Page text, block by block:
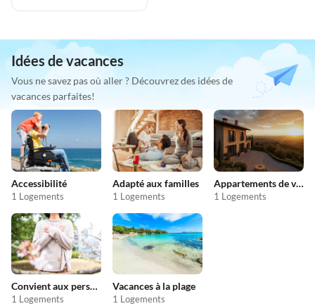
Idées de vacances
Vous ne savez pas où aller ? Découvrez des idées de
vacances parfaites!
Accessibilité
1 Logements
Adapté aux familles
1 Logements
Appartements de vacances pas chers
1 Logements
Convient aux personnes allergiques
1 Logements
Vacances à la plage
1 Logements